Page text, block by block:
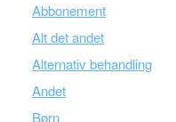
Abbonement
Alt det andet
Alternativ behandling
Andet
Børn